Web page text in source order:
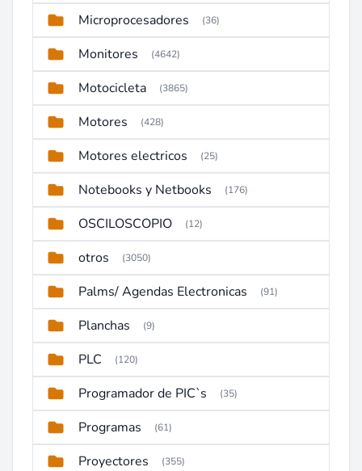
Microprocesadores (36)
Monitores (4642)
Motocicleta (3865)
Motores (428)
Motores electricos (25)
Notebooks y Netbooks (176)
OSCILOSCOPIO (12)
otros (3050)
Palms/ Agendas Electronicas (91)
Planchas (9)
PLC (120)
Programador de PIC`s (35)
Programas (61)
Proyectores (355)